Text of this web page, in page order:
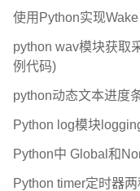
使用Python实现
python wav模块获取
例代码)
python动态文本进度
Python log模块
Python中 Global和
Python timer定时器